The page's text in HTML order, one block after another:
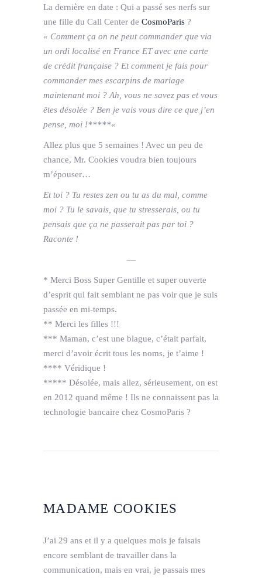
La dernière en date : Qui a passé ses nerfs sur
une fille du Call Center de CosmoParis ?
« Comment ça on ne peut commander que via
un ordi localisé en France ET avec une carte
de crédit française ? Et comment je fais pour
commander mes escarpins de mariage
maintenant moi ? Ah, vous ne savez pas et vous
êtes désolée ? Ben je vais vous dire ce que j’en
pense, moi !*****«
Allez plus que 5 semaines ! Avec un peu de
chance, Mr. Cookies voudra bien toujours
m’épouser…
Et toi ? Tu restes zen ou tu as du mal, comme
moi ? Tu le savais, que tu stresserais, ou tu
pensais que ça ne passerait pas par toi ?
Raconte !
—
* Merci Boss Super Gentille et super ouverte
d’esprit qui fait semblant ne pas voir que je suis
passée en mi-temps.
** Merci les filles !!!
*** Maman, c’est une blague, c’était parfait,
merci d’avoir écrit tous les noms, je t’aime !
**** Véridique !
***** Désolée, mais allez, sérieusement, on est
en 2012 quand même ! Ils ne connaissent pas la
technologie bancaire chez CosmoParis ?
MADAME COOKIES
J’ai 29 ans et il y a quelques mois je faisais
encore semblant de travailler dans la
communication, mais en vrai, je passais mes